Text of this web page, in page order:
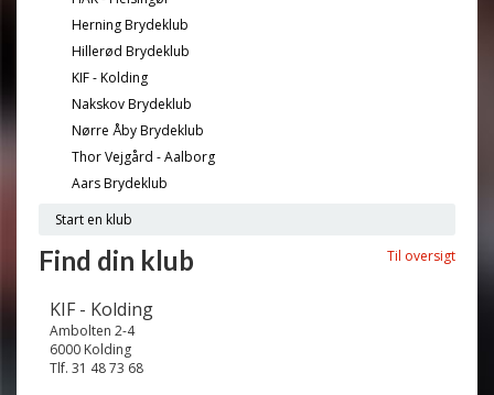
Herning Brydeklub
Hillerød Brydeklub
KIF - Kolding
Nakskov Brydeklub
Nørre Åby Brydeklub
Thor Vejgård - Aalborg
Aars Brydeklub
Start en klub
Find din klub Til oversigt
KIF - Kolding
Ambolten 2-4
6000 Kolding
Tlf. 31 48 73 68